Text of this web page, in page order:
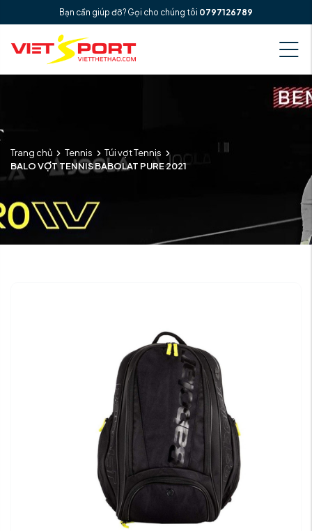
Bạn cần giúp đỡ? Gọi cho chúng tôi 0797126789
Trang chủ Tennis
Túi vợt Tennis
BALO VỢT TENNIS BABOLAT PURE 2021